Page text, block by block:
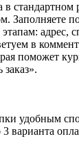
в
Заполняете
адрес,
в
поможет
удобным
варианта